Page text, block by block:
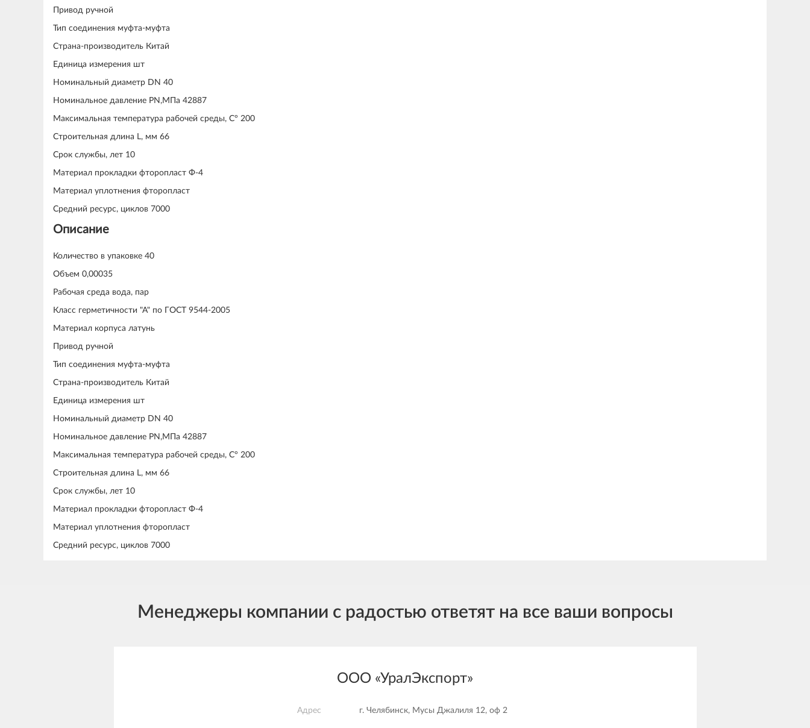
Привод ручной
Тип соединения муфта-муфта
Страна-производитель Китай
Единица измерения шт
Номинальный диаметр DN 40
Номинальное давление PN,МПа 42887
Максимальная температура рабочей среды, С° 200
Строительная длина L, мм 66
Срок службы, лет 10
Материал прокладки фторопласт Ф-4
Материал уплотнения фторопласт
Средний ресурс, циклов 7000
Описание
Количество в упаковке 40
Объем 0,00035
Рабочая среда вода, пар
Класс герметичности "А" по ГОСТ 9544-2005
Материал корпуса латунь
Привод ручной
Тип соединения муфта-муфта
Страна-производитель Китай
Единица измерения шт
Номинальный диаметр DN 40
Номинальное давление PN,МПа 42887
Максимальная температура рабочей среды, С° 200
Строительная длина L, мм 66
Срок службы, лет 10
Материал прокладки фторопласт Ф-4
Материал уплотнения фторопласт
Средний ресурс, циклов 7000
Менеджеры компании с радостью ответят на все ваши вопросы
ООО «УралЭкспорт»
Адрес г. Челябинск, Мусы Джалиля 12, оф 2